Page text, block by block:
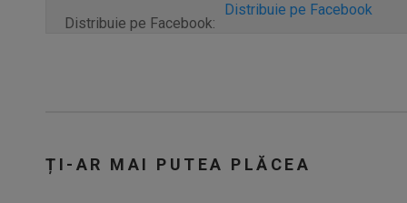
Distribuie pe Facebook:
Distribuie pe Facebook
ȚI-AR MAI PUTEA PLĂCEA